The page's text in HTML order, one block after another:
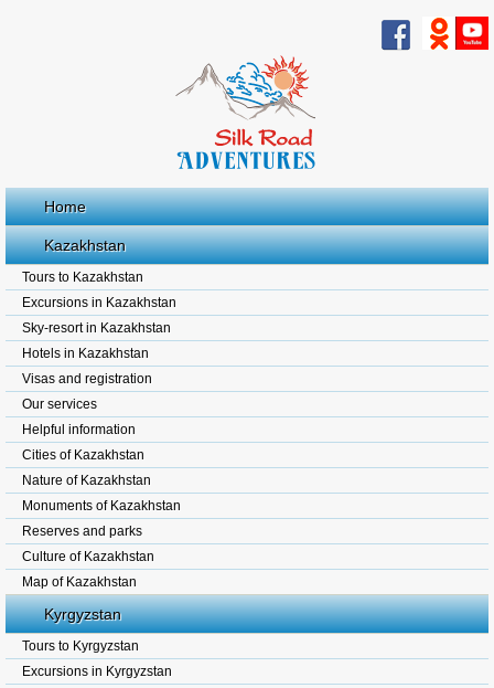
Home
Kazakhstan
Tours to Kazakhstan
Excursions in Kazakhstan
Sky-resort in Kazakhstan
Hotels in Kazakhstan
Visas and registration
Our services
Helpful information
Cities of Kazakhstan
Nature of Kazakhstan
Monuments of Kazakhstan
Reserves and parks
Culture of Kazakhstan
Map of Kazakhstan
Kyrgyzstan
Tours to Kyrgyzstan
Excursions in Kyrgyzstan